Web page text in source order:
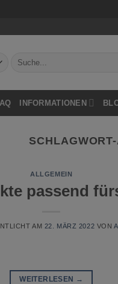
Suchen
INFORMATIONEN
ALLGEMEIN
passend
AM 22. MÄRZ 2022 VON
WEITERLESEN →